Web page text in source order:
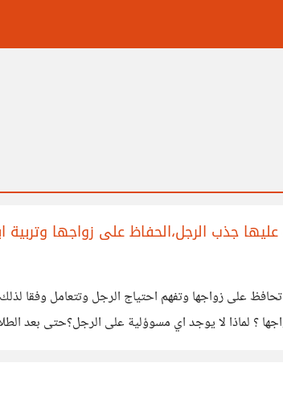
جذب الرجل،الحفاظ على زواجها وتربية
تحافظ على زواجها وتفهم احتياج الرجل وتتعامل وفقا
؟ لماذا لا يوجد اي مسوؤلية على الرجل؟حتى بعد